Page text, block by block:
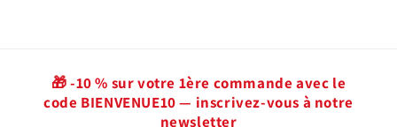
🎁 -10 % sur votre 1ère commande avec le
code BIENVENUE10 — inscrivez-vous à notre
newsletter